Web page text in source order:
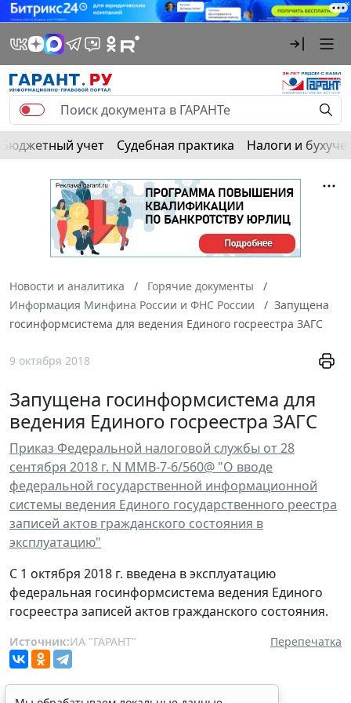
Бюджетный учет Судебная практика Налоги и
Новости и аналитика
Горячие документы
Информация Минфина России и ФНС России
Запущена
госинформсистема для ведения Единого госреестра ЗАГС
9 октября 2018
Запущена госинформсистема для
ведения Единого госреестра ЗАГС
Приказ Федеральной налоговой службы от 28
сентября 2018 г. N ММВ-7-6/560@ "О вводе
федеральной государственной информационной
системы ведения Единого государственного реестра
записей актов гражданского состояния в
эксплуатацию"
С 1 октября 2018 г. введена в эксплуатацию
федеральная госинформсистема ведения Единого
госреестра записей актов гражданского состояния.
Источник:ИА "ГАРАНТ" Перепечатка